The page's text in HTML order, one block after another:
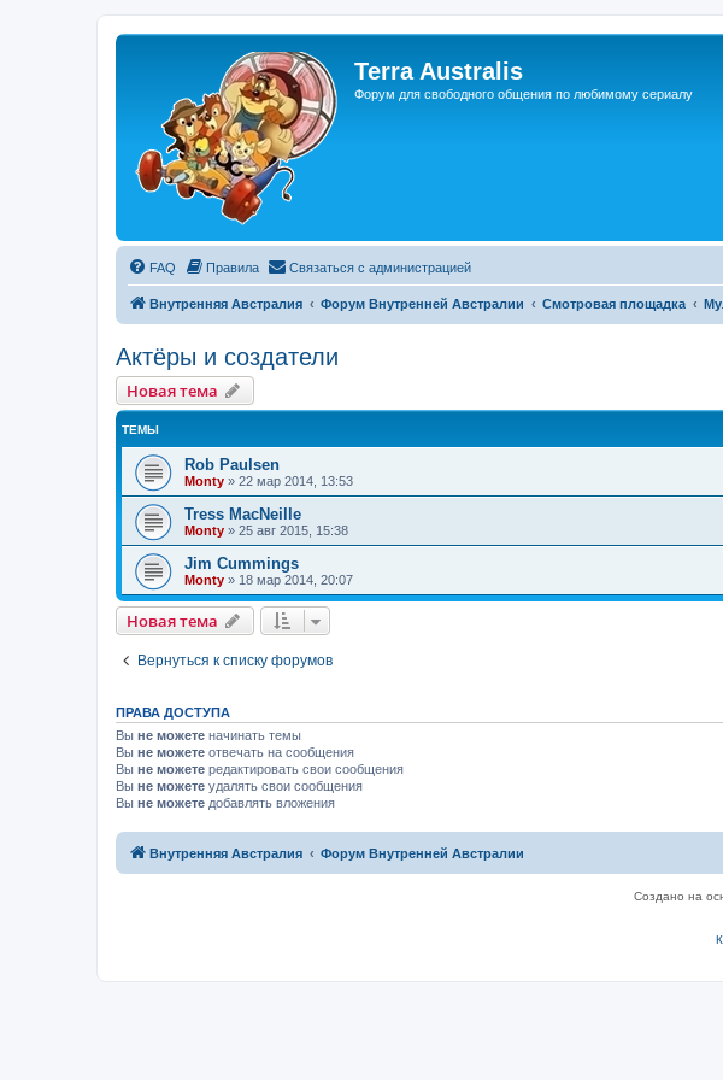
Terra Australis
Форум для свободного общения по любимому сериалу
FAQ Правила Связаться с администрацией
Внутренняя Австралия Форум Внутренней Австралии Смотровая площадка
Актёры и создатели
Новая тема
Новаятема
ТЕМЫ
Rob Paulsen
Monty » 22 мар 2014, 13:53
Tress MacNeille
Monty » 25 авг 2015, 15:38
Jim Cummings
Monty » 18 мар 2014, 20:07
Новая тема
Новаятема
Вернуться к списку форумов
ПРАВА ДОСТУПА
Вы не можете начинать темы
Вы не можете отвечать на сообщения
Вы не можете редактировать свои сообщения
Вы не можете удалять свои сообщения
Вы не можете добавлять вложения
Внутренняя Австралия Форум Внутренней Австралии
Связаться с
Создано на